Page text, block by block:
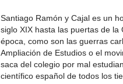
Santiago Ramón y Cajal es un
siglo XIX hasta las puertas de
época, como son las guerras
Ampliación de Estudios o el
saca del colegio por mal
científico español de todos los